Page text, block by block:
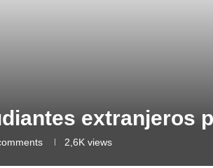
extranjeros
2,6K views